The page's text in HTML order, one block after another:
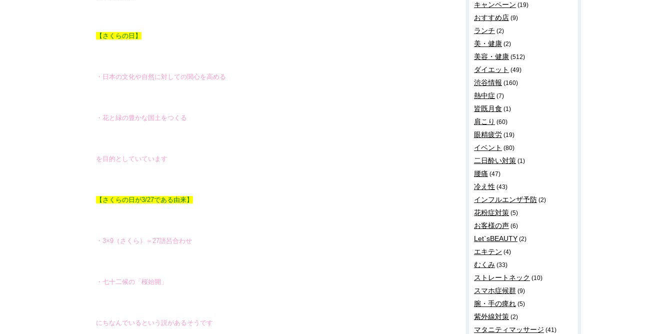
【さくらの日】
・日本の文化や自然に対しての関心を高める
・花と緑の豊かな国土をつくる
を目的としていています
【さくらの日が3/27である由来】
・3×9（さくら）＝27語呂合わせ
・七十二候の「桜始開」
にちなんでいるという説があるそうです
キャンペーン (19)
おすすめ店 (9)
ランチ (2)
美・健康 (2)
美容・健康 (512)
ダイエット (49)
渋谷情報 (160)
熱中症 (7)
皆既月食 (1)
肩こり (60)
眼精疲労 (19)
イベント (80)
二日酔い対策 (1)
腰痛 (47)
冷え性 (43)
インフルエンザ予防 (2)
花粉症対策 (5)
お客様の声 (6)
Let`sBEAUTY (2)
エキテン (4)
むくみ (33)
ストレートネック (10)
スマホ症候群 (9)
腕・手の痺れ (5)
紫外線対策 (2)
マタニティマッサージ (41)